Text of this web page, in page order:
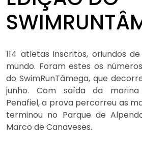
114 atletas inscritos, oriundos
mundo. Foram estes os
do SwimRunTâmega, que
junho. Com saída da marina
Penafiel, a prova percorreu as
terminou no Parque de
Marco de Canaveses.